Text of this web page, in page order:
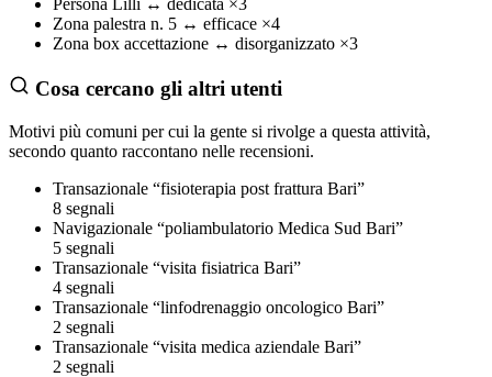
Persona Lilli ↔ dedicata ×3
Zona palestra n. 5 ↔ efficace ×4
Zona box accettazione ↔ disorganizzato ×3
Cosa cercano gli altri utenti
Motivi più comuni per cui la gente si rivolge a questa attività,
secondo quanto raccontano nelle recensioni.
Transazionale “fisioterapia post frattura Bari”
8 segnali
Navigazionale “poliambulatorio Medica Sud Bari”
5 segnali
Transazionale “visita fisiatrica Bari”
4 segnali
Transazionale “linfodrenaggio oncologico Bari”
2 segnali
Transazionale “visita medica aziendale Bari”
2 segnali